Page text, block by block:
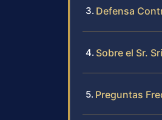
Defensa
Sobre el Sr.
Preguntas